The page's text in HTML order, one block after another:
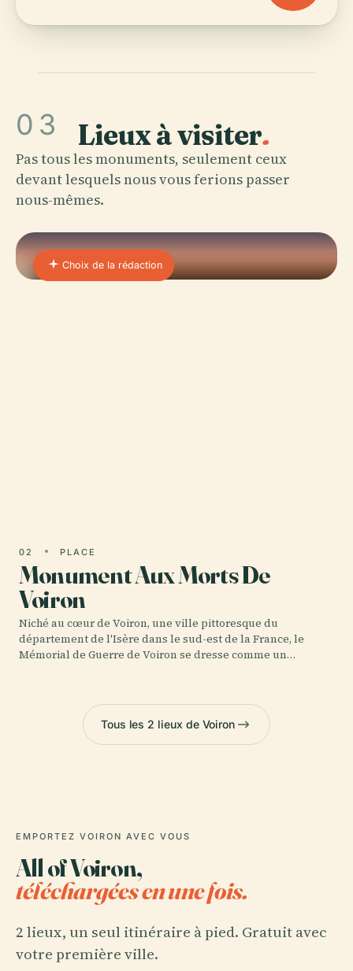
03 Lieux à visiter.
Pas tous les monuments, seulement ceux
devant lesquels nous vous ferions passer
nous-mêmes.
Choix de la rédaction
02 PLACE
Monument Aux Morts De
Voiron
Niché au cœur de Voiron, une ville pittoresque du
département de l'Isère dans le sud-est de la France, le
Mémorial de Guerre de Voiron se dresse comme un…
Tous les 2 lieux de Voiron
EMPORTEZ VOIRON AVEC VOUS
All of Voiron,
téléchargées en une fois.
2 lieux, un seul itinéraire à pied. Gratuit avec
votre première ville.